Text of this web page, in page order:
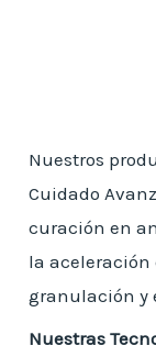
Nuestros
Cuidado
curación en
la aceleración
granulación y
Nuestras